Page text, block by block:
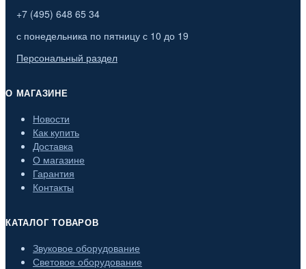
+7 (495) 648 65 34
с понедельника по пятницу с 10 до 19
Персональный раздел
О МАГАЗИНЕ
Новости
Как купить
Доставка
О магазине
Гарантия
Контакты
КАТАЛОГ ТОВАРОВ
Звуковое оборудование
Световое оборудование